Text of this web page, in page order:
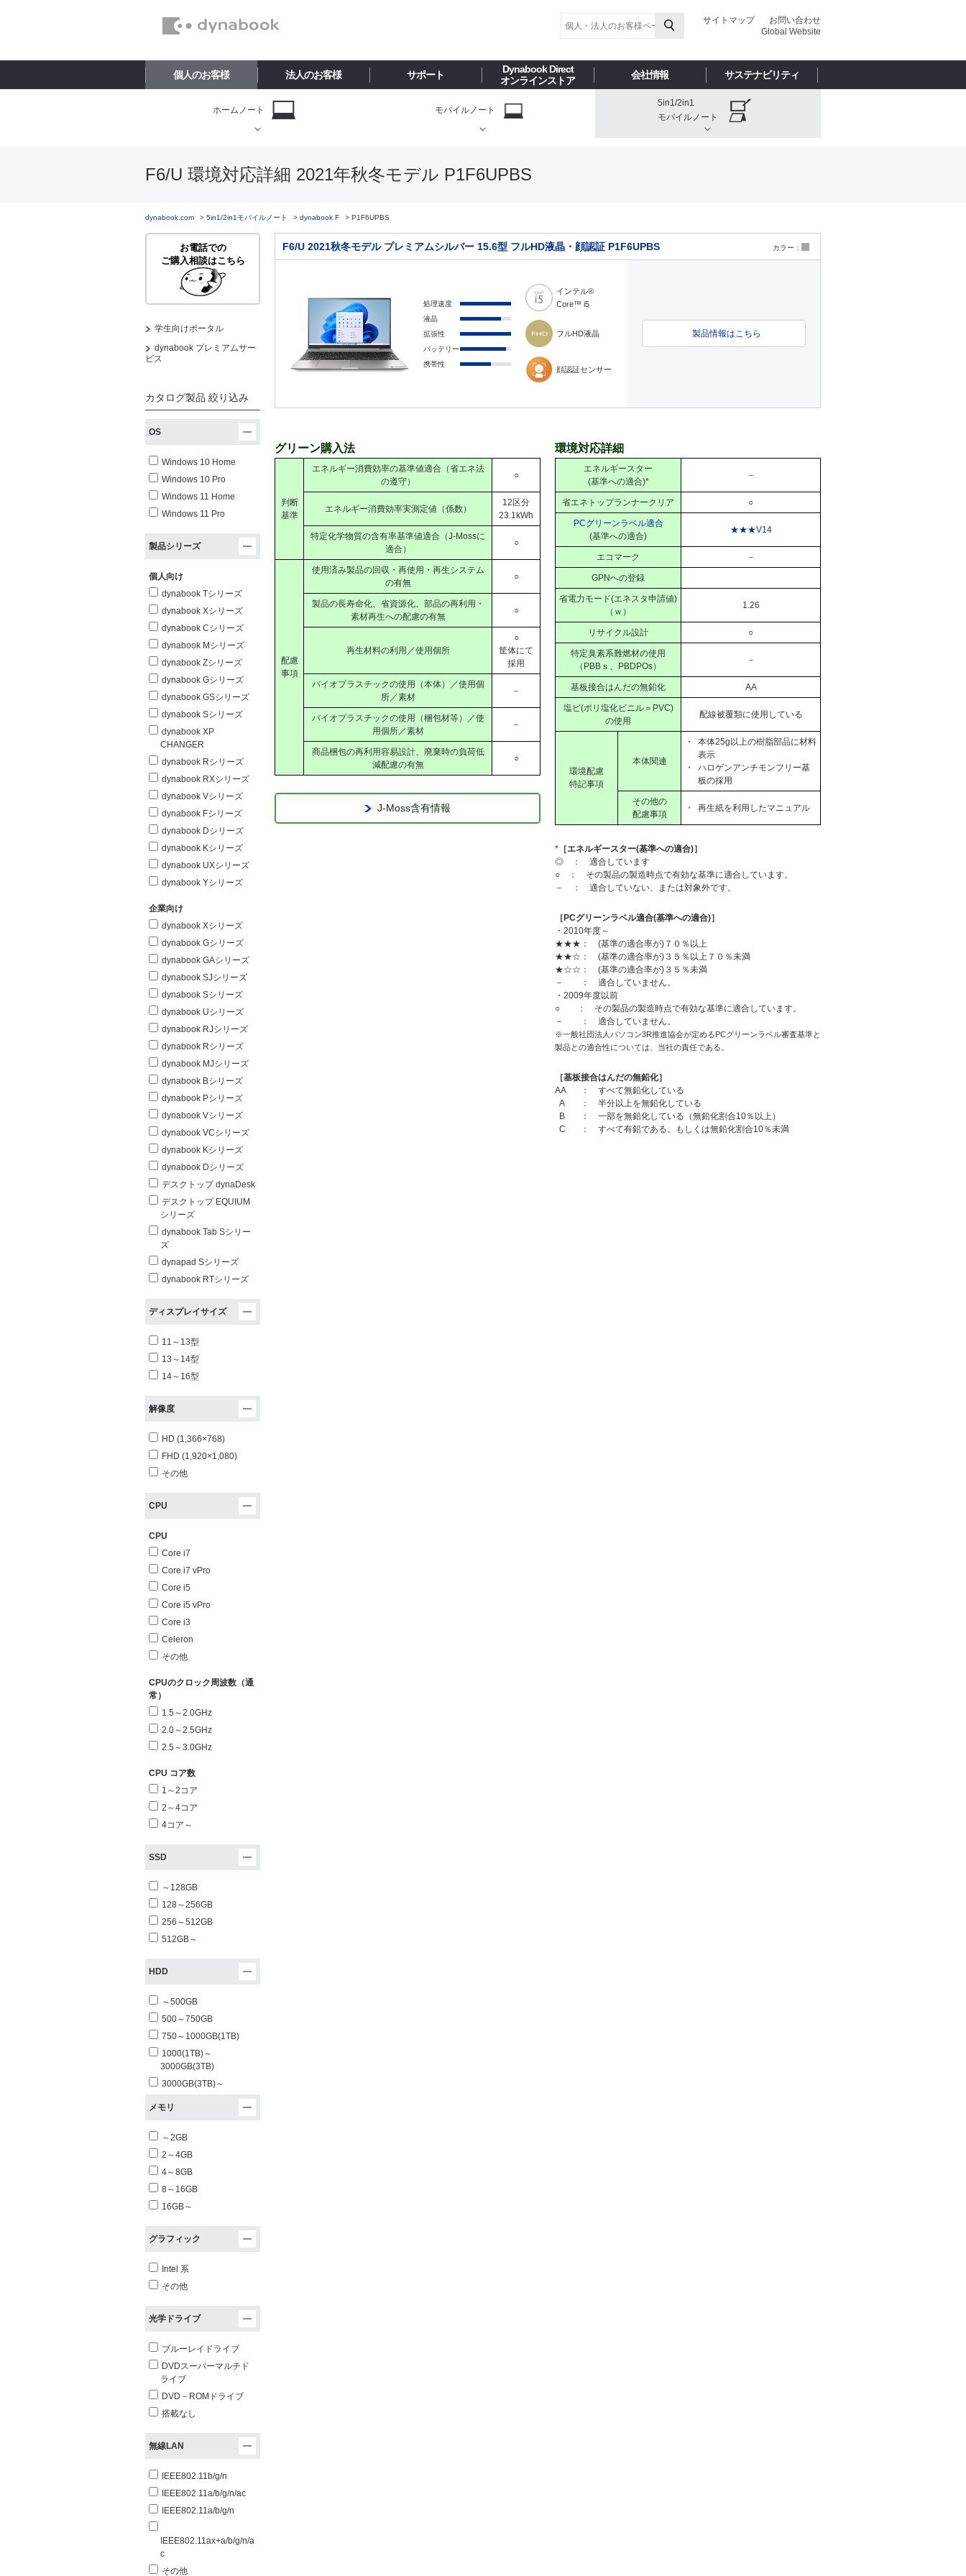
お問い合わせ
サイトマップ
Global Website
個人のお客様 法人のお客様 サポート
Dynabook Direct
オンラインストア
会社情報 サステナビリティ
ホームノート モバイルノート
5in1/2in1
モバイルノート
F6/U 環境対応詳細 2021年秋冬モデル P1F6UPBS
dynabook.com 5in1/2in1モバイルノート dynabook F P1F6UPBS
お電話での
ご購入相談はこちら
学生向けポータル
dynabook プレミアムサー
ビス
カタログ製品 絞り込み
OS
Windows 10 Home
Windows 10 Pro
Windows 11 Home
Windows 11 Pro
製品シリーズ
個人向け
dynabook Tシリーズ
dynabook Xシリーズ
dynabook Cシリーズ
dynabook Mシリーズ
dynabook Zシリーズ
dynabook Gシリーズ
dynabook GSシリーズ
dynabook Sシリーズ
dynabook XP
CHANGER
dynabook Rシリーズ
dynabook RXシリーズ
dynabook Vシリーズ
dynabook Fシリーズ
dynabook Dシリーズ
dynabook Kシリーズ
dynabook UXシリーズ
dynabook Yシリーズ
企業向け
dynabook Xシリーズ
dynabook Gシリーズ
dynabook GAシリーズ
dynabook SJシリーズ
dynabook Sシリーズ
dynabook Uシリーズ
dynabook RJシリーズ
dynabook Rシリーズ
dynabook MJシリーズ
dynabook Bシリーズ
dynabook Pシリーズ
dynabook Vシリーズ
dynabook VCシリーズ
dynabook Kシリーズ
dynabook Dシリーズ
デスクトップ dynaDesk
デスクトップ EQUIUM
シリーズ
dynabook Tab Sシリー
ズ
dynapad Sシリーズ
dynabook RTシリーズ
ディスプレイサイズ
11～13型
13～14型
14～16型
解像度
HD (1,366×768)
FHD (1,920×1,080)
その他
CPU
CPU
Core i7
Core i7 vPro
Core i5
Core i5 vPro
Core i3
Celeron
その他
CPUのクロック周波数（通
常）
1.5～2.0GHz
2.0～2.5GHz
2.5～3.0GHz
CPU コア数
1～2コア
2～4コア
4コア～
SSD
～128GB
128～256GB
256～512GB
512GB～
HDD
～500GB
500～750GB
750～1000GB(1TB)
1000(1TB)～
3000GB(3TB)
3000GB(3TB)～
メモリ
～2GB
2～4GB
4～8GB
8～16GB
16GB～
グラフィック
Intel 系
その他
光学ドライブ
ブルーレイドライブ
DVDスーパーマルチド
ライブ
DVD－ROMドライブ
搭載なし
無線LAN
IEEE802.11b/g/n
IEEE802.11a/b/g/n/ac
IEEE802.11a/b/g/n
IEEE802.11ax+a/b/g/n/a
c
その他
F6/U 2021秋冬モデル プレミアムシルバー 15.6型 フルHD液晶・顔認証 P1F6UPBS カラー：
処理速度
液晶
拡張性
バッテリー
携帯性
インテル®
Core™ i5
フルHD液晶
顔認証センサー
製品情報はこちら
グリーン購入法
判断
基準
エネルギー消費効率の基準値適合（省エネ法
の遵守）
○
エネルギー消費効率実測定値（係数）
12区分
23.1kWh
特定化学物質の含有率基準値適合（J-Mossに
適合）
○
配慮
事項
使用済み製品の回収・再使用・再生システム
の有無
○
製品の長寿命化、省資源化、部品の再利用・
素材再生への配慮の有無
○
再生材料の利用／使用個所
○
筐体にて
採用
バイオプラスチックの使用（本体）／使用個
所／素材
－
バイオプラスチックの使用（梱包材等）／使
用個所／素材
－
商品梱包の再利用容易設計、廃棄時の負荷低
減配慮の有無
○
J-Moss含有情報
環境対応詳細
エネルギースター
(基準への適合)*
－
省エネトップランナークリア ○
PCグリーンラベル適合
(基準への適合)
★★★V14
エコマーク －
GPNへの登録
省電力モード(エネスタ申請値)
（ｗ）
1.26
リサイクル設計 ○
特定臭素系難燃材の使用
（PBBｓ、PBDPOs）
－
基板接合はんだの無鉛化 AA
塩ビ(ポリ塩化ビニル＝PVC)
の使用
配線被覆類に使用している
環境配慮
特記事項
本体関連
・
本体25g以上の樹脂部品に材料
表示
・
ハロゲンアンチモンフリー基
板の採用
その他の
配慮事項
・ 再生紙を利用したマニュアル
* ［エネルギースター(基準への適合)］
◎ ： 適合しています
○ ： その製品の製造時点で有効な基準に適合しています。
－ ： 適合していない、または対象外です。
［PCグリーンラベル適合(基準への適合)］
・2010年度～
★★★： (基準の適合率が)７０％以上
★★☆： (基準の適合率が)３５％以上７０％未満
★☆☆： (基準の適合率が)３５％未満
－ ： 適合していません。
・2009年度以前
○ ： その製品の製造時点で有効な基準に適合しています。
－ ： 適合していません。
※一般社団法人パソコン3R推進協会が定めるPCグリーンラベル審査基準と
製品との適合性については、当社の責任である。
［基板接合はんだの無鉛化］
AA
： すべて無鉛化している
A
： 半分以上を無鉛化している
B
： 一部を無鉛化している（無鉛化割合10％以上）
C
： すべて有鉛である。もしくは無鉛化割合10％未満